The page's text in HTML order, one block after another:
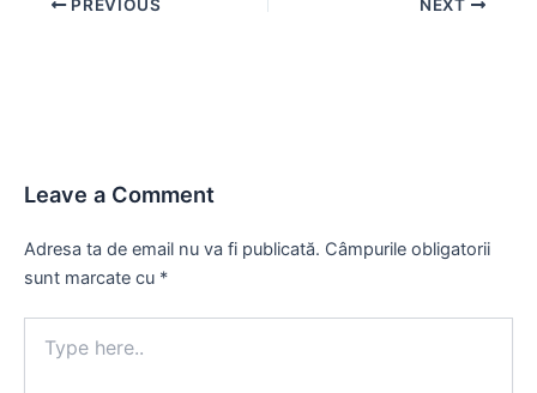
PREVIOUS NEXT
Leave a Comment
Adresa ta de email nu va fi publicată. Câmpurile obligatorii
sunt marcate cu *
here..